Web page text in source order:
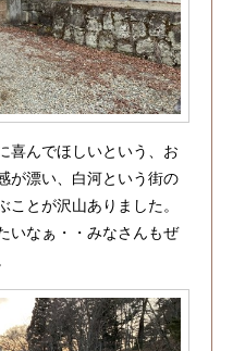
喜んでほしいという、お
が漂い、白河という街の
とが沢山ありました。
いなぁ・・みなさんもぜ